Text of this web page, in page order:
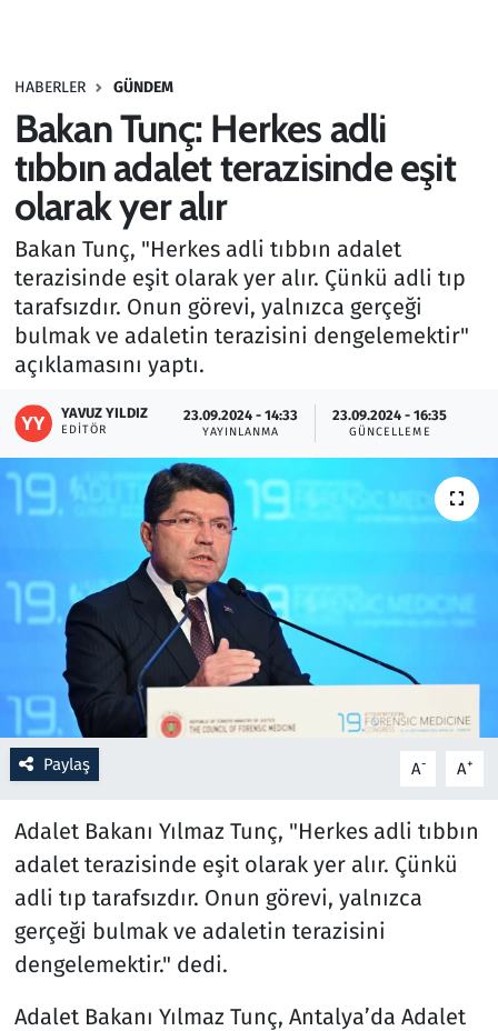
HABERLER GÜNDEM
Bakan Tunç: Herkes adli
tıbbın adalet terazisinde eşit
olarak yer alır
Bakan Tunç, "Herkes adli tıbbın adalet
terazisinde eşit olarak yer alır. Çünkü adli tıp
tarafsızdır. Onun görevi, yalnızca gerçeği
bulmak ve adaletin terazisini dengelemektir"
açıklamasını yaptı.
YAVUZ YILDIZ
EDITÖR
23.09.2024 - 14:33
YAYINLANMA
23.09.2024 - 16:35
GÜNCELLEME
Paylaş A- A+
Adalet Bakanı Yılmaz Tunç, "Herkes adli tıbbın
adalet terazisinde eşit olarak yer alır. Çünkü
adli tıp tarafsızdır. Onun görevi, yalnızca
gerçeği bulmak ve adaletin terazisini
dengelemektir." dedi.
Adalet Bakanı Yılmaz Tunç, Antalya’da Adalet
Haber
Kültür Sanat
Kurumsal Haberler
Lezzet Durağı
Memur ve Kamu
Otomobil
Oyun
Ramazan
Resmi İlanlar
Rüya Tabirleri
Sağlık
Savunma Sanayi
Seçim 2023
Spor
Teknoloji ve Bilim
Televizyon